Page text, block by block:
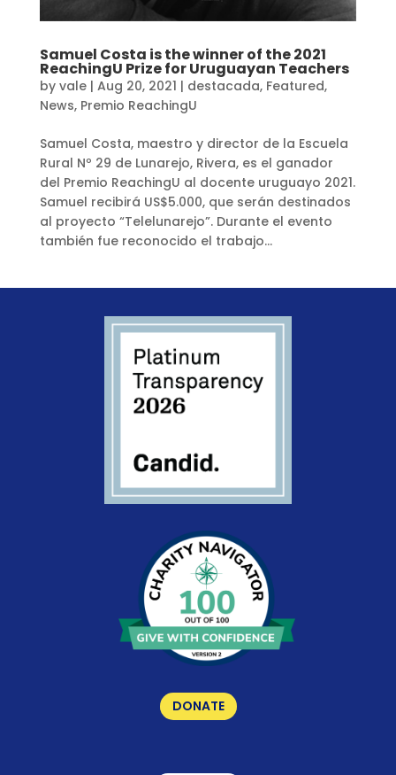
Samuel Costa is the winner of the 2021
ReachingU Prize for Uruguayan Teachers
by vale| Aug 20, 2021 | destacada, Featured,
News, Premio ReachingU
Samuel Costa, maestro y director de la Escuela
Rural Nº 29 de Lunarejo, Rivera, es el ganador
del Premio ReachingU al docente uruguayo 2021.
Samuel recibirá US$5.000, que serán destinados
al proyecto “Telelunarejo”. Durante el evento
también fue reconocido el trabajo...
DONATE